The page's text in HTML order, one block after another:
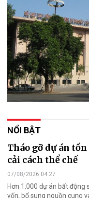
NỔI BẬT
Tháo gỡ dự án
cải cách thể chế
07/08/2026 04:27
Hơn 1.000 dự án bất
vốn, bổ sung nguồn cung